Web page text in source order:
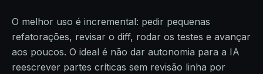
O melhor uso é incremental: pedir pequenas
refatorações, revisar o diff, rodar os testes e avançar
aos poucos. O ideal é não dar autonomia para a IA
reescrever partes críticas sem revisão linha por